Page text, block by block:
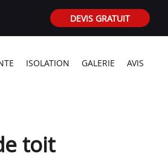
DEVIS GRATUIT
ISOLATION GALERIE AVIS
toit